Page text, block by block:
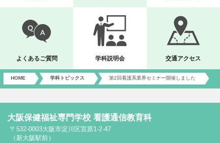
よくあるご質問 学科説明会 交通アクセス
HOME 学科トピックス 第2回看護系業界セミナー開催しました
大阪保健福祉専門学校 看護通信教育科
〒532-0003大阪市淀川区宮原1-2-47
（新大阪駅前）